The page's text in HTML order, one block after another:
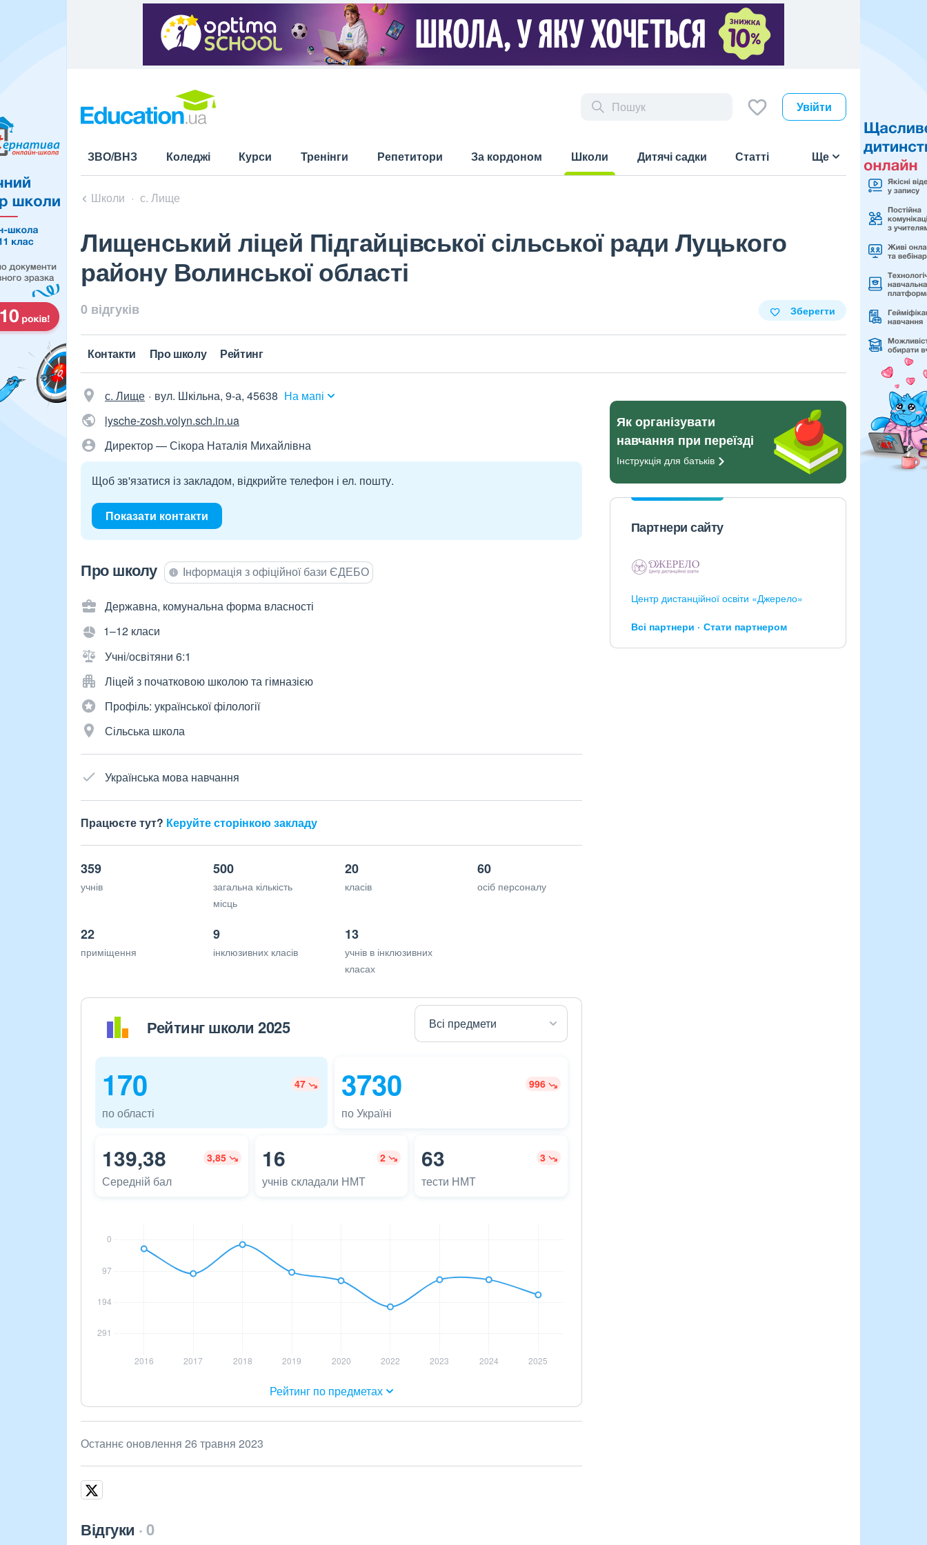
Увійти
ЗВО/ВНЗ Коледжі Курси Тренінги Репетитори За кордоном
Школи
Дитячі садки Статті Ще
Школи с. Лище
Лищенський ліцей Підгайцівської сільської ради Луцького
району Волинської області
0 відгуків Зберегти
Контакти Про школу Рейтинг
с. Лище вул. Шкільна, 9-а, 45638 На мапі
lysche-zosh.volyn.sch.in.ua
Директор — Сікора Наталія Михайлівна
Щоб зв'язатися із закладом, відкрийте телефон і ел. пошту.
Показати контакти
Про школу Інформація з офіційної бази ЄДЕБО
Державна, комунальна форма власності
1–12 класи
Учні/освітяни 6:1
Ліцей з початковою школою та гімназією
Профіль: української філології
Сільська школа
Українська мова навчання
Працюєте тут? Керуйте сторінкою закладу
359
учнів
500
загальна кількість
місць
20
класів
60
осіб персоналу
22
приміщення
9
інклюзивних класів
13
учнів в інклюзивних
класах
Рейтинг школи 2025
170 47
по області
3730 996
по Україні
139,38 3,85
Середній бал
16 2
учнів складали НМТ
63 3
тести НМТ
Рейтинг по предметах
Останнє оновлення 26 травня 2023
Відгуки 0
Як організувати
навчання при переїзді
Інструкція для батьків
Партнери сайту
Центр дистанційної освіти «Джерело»
Всі партнери Стати партнером